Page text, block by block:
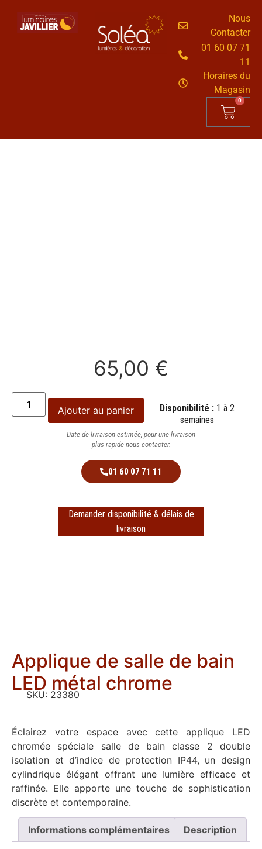
Nous
Contacter
01 60 07 71
11
Horaires du
Magasin
0
65,00 €
Ajouter au panier Disponibilité : 1 à 2
semaines
Date de livraison estimée, pour une livraison
plus rapide nous contacter.
01 60 07 71 11
Demander disponibilité & délais de
livraison
Applique de salle de bain
LED métal chrome
SKU: 23380
Éclairez votre espace avec cette applique LED
chromée spéciale salle de bain classe 2 double
isolation et d’indice de protection IP44, un design
cylindrique élégant offrant une lumière efficace et
raffinée. Elle apporte une touche de sophistication
discrète et contemporaine.
Informations complémentaires Description